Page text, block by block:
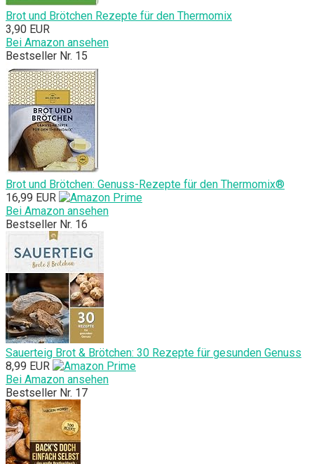
Brot und Brötchen Rezepte für den Thermomix
3,90 EUR
Bei Amazon ansehen
Bestseller Nr. 15
Brot und Brötchen: Genuss-Rezepte für den Thermomix®
16,99 EUR
Bei Amazon ansehen
Bestseller Nr. 16
Sauerteig Brot & Brötchen: 30 Rezepte für gesunden Genuss
8,99 EUR
Bei Amazon ansehen
Bestseller Nr. 17